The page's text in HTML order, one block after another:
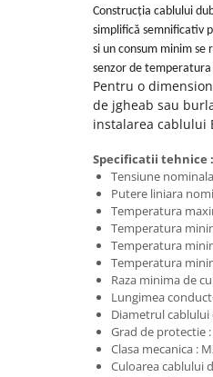
Degivrare exterioara
exterior, alei, rampe 30W/ml
exterior 20W/ml
jgheaburi, burlane, acoperisuri
Degivrare tevi, conducte, kit
Termostate si accesorii
Radiatoare electrice cu
Construcția cablului
simplifică semnificativ
si un consum minim se
senzor de
Pentru o
de jgheab sau
instalarea cablului
Specificatii tehnice :
Tensiune
Putere liniara
Temperatura
Temperatura
Temperatura
Temperatura
Raza minima de
Lungimea
Diametrul cablului
Grad de protectie :
Clasa mecanica :
Culoarea cablului